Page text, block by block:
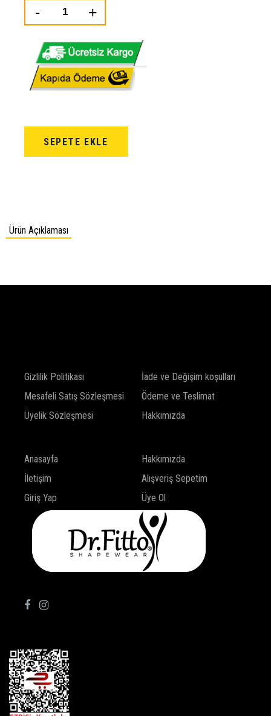
SEPETE EKLE
Ürün Açıklaması
Gizlilik Politikası
İade ve Değişim koşulları
Mesafeli Satış Sözleşmesi
Ödeme ve Teslimat
Üyelik Sözleşmesi
Hakkımızda
Anasayfa
Hakkımızda
İletişim
Alışveriş Sepetim
Giriş Yap
Üye Ol